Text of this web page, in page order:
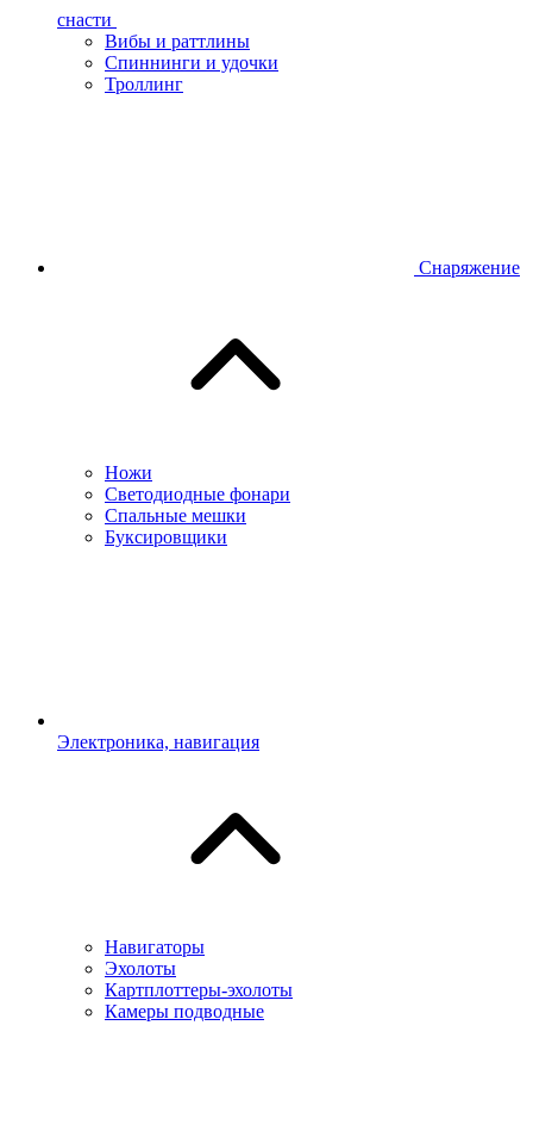
снасти
Вибы и раттлины
Спиннинги и удочки
Троллинг
Снаряжение
Ножи
Светодиодные фонари
Спальные мешки
Буксировщики
Электроника, навигация
Навигаторы
Эхолоты
Картплоттеры-эхолоты
Камеры подводные